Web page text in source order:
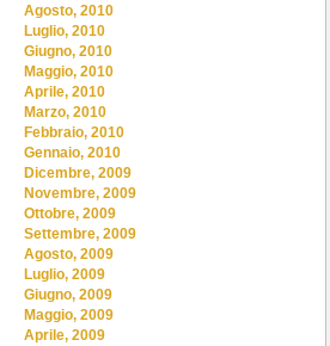
Agosto, 2010
Luglio, 2010
Giugno, 2010
Maggio, 2010
Aprile, 2010
Marzo, 2010
Febbraio, 2010
Gennaio, 2010
Dicembre, 2009
Novembre, 2009
Ottobre, 2009
Settembre, 2009
Agosto, 2009
Luglio, 2009
Giugno, 2009
Maggio, 2009
Aprile, 2009